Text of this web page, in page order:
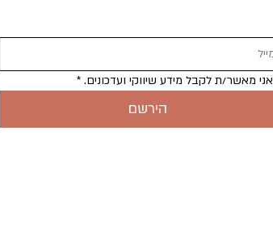
אני מאשר/ת לקבל מידע שיווקי ועדכונים. *
הירשם